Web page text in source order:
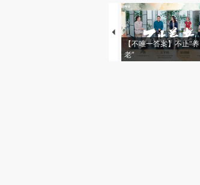
【不唯一答案】不止“养
老”